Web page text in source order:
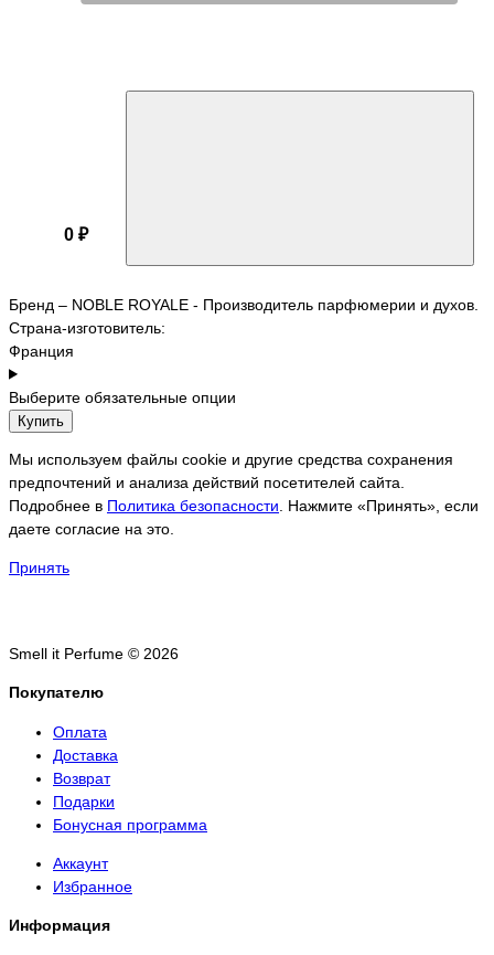
0 ₽
Бренд – NOBLE ROYALE - Производитель парфюмерии и духов.
Страна-изготовитель:
Франция
Выберите обязательные опции
Купить
Мы используем файлы cookie и другие средства сохранения
предпочтений и анализа действий посетителей сайта.
Подробнее в Политика безопасности . Нажмите «Принять», если
даете согласие на это.
Принять
Smell it Perfume © 2026
Покупателю
Оплата
Доставка
Возврат
Подарки
Бонусная программа
Аккаунт
Избранное
Информация